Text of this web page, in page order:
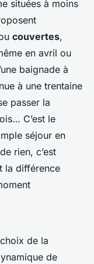
situées à moins
couvertes,
en avril ou
baignade à
à une trentaine
passer la
C’est le
séjour en
rien, c’est
la différence
de la
de